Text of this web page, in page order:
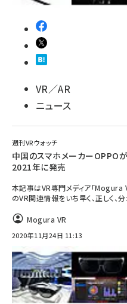
VR／AR
ニュース
週刊VRウォッチ
中国のスマホメーカーOPPO
2021年に発売
本記事はVR専門メディア「Mogura
のVR関連情報をいち早く、正しく、
Mogura VR
2020年11月24日 11:13